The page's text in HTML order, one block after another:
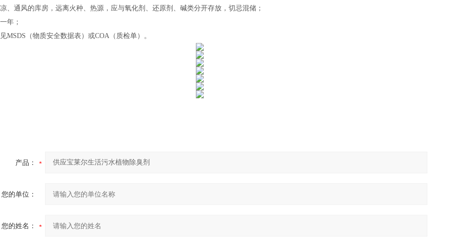
、通风的库房，远离火种、热源，应与氧化剂、还原剂、碱类分开存放，切忌混储；
年；
MSDS（物质安全数据表）或COA（质检单）。
产品：
您的单位：
您的姓名：